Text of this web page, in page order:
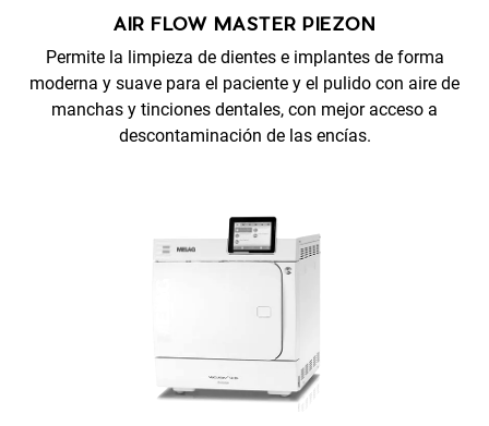
AIR FLOW MASTER PIEZON
Permite la limpieza de dientes e implantes de forma
moderna y suave para el paciente y el pulido con aire de
manchas y tinciones dentales, con mejor acceso a
descontaminación de las encías.